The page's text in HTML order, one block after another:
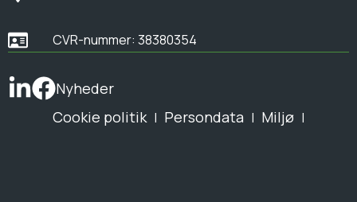
CVR-nummer: 38380354
Nyheder
Cookie politik| Persondata | Miljø |